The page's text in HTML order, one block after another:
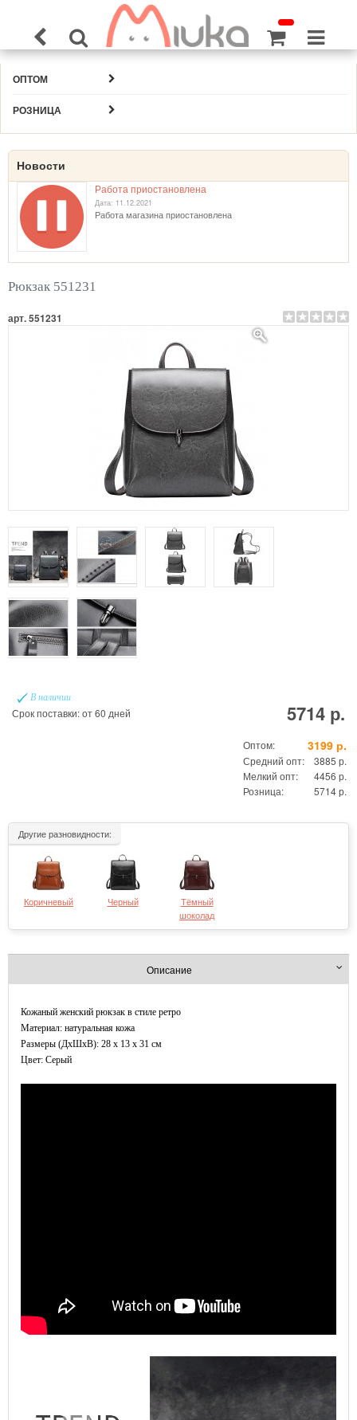
ОПТОМ
РОЗНИЦА
Новости
Работа приостановлена
Дата: 11.12.2021
Работа магазина приостановлена
Рюкзак 551231
арт. 551231
В наличии
Срок поставки: от 60 дней 5714 р.
Оптом: 3199 р.
Средний опт:
3885 р.
Мелкий опт:
4456 р.
Розница:
5714 р.
Другие разновидности:
Коричневый Черный
Тёмный
шоколад
Описание
Кожаный женский рюкзак в стиле ретро
Материал: натуральная кожа
Размеры (ДxШхВ): 28 x 13 x 31 см
Цвет: Серый